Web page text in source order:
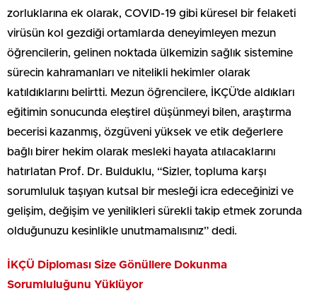
zorluklarına ek olarak, COVID-19 gibi küresel bir felaketi
virüsün kol gezdiği ortamlarda deneyimleyen mezun
öğrencilerin, gelinen noktada ülkemizin sağlık sistemine
sürecin kahramanları ve nitelikli hekimler olarak
katıldıklarını belirtti. Mezun öğrencilere, İKÇÜ’de aldıkları
eğitimin sonucunda eleştirel düşünmeyi bilen, araştırma
becerisi kazanmış, özgüveni yüksek ve etik değerlere
bağlı birer hekim olarak mesleki hayata atılacaklarını
hatırlatan Prof. Dr. Bulduklu, “Sizler, topluma karşı
sorumluluk taşıyan kutsal bir mesleği icra edeceğinizi ve
gelişim, değişim ve yenilikleri sürekli takip etmek zorunda
olduğunuzu kesinlikle unutmamalısınız” dedi.
İKÇÜ Diploması Size Gönüllere Dokunma
Sorumluluğunu Yüklüyor